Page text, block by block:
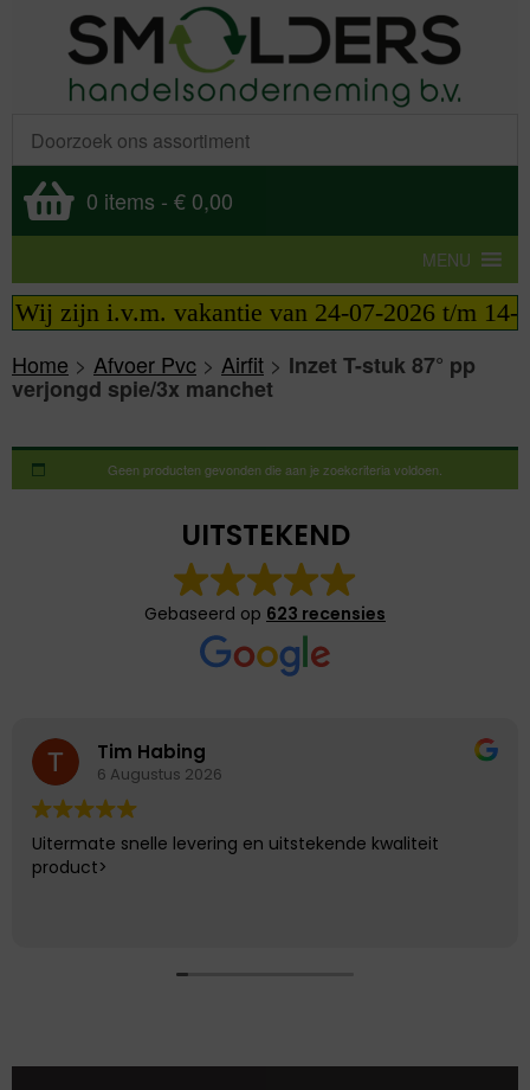
0 items - € 0,00
MENU
zijn i.v.m. vakantie van 24-07-2026 t/m 14-
Home > Afvoer Pvc > Airfit > Inzet T-stuk 87° pp
verjongd spie/3x manchet
Geen producten gevonden die aan je zoekcriteria voldoen.
UITSTEKEND
Gebaseerd op 623 recensies
Tim Habing
6 Augustus 2026
Uitermate snelle levering en uitstekende kwaliteit
product>